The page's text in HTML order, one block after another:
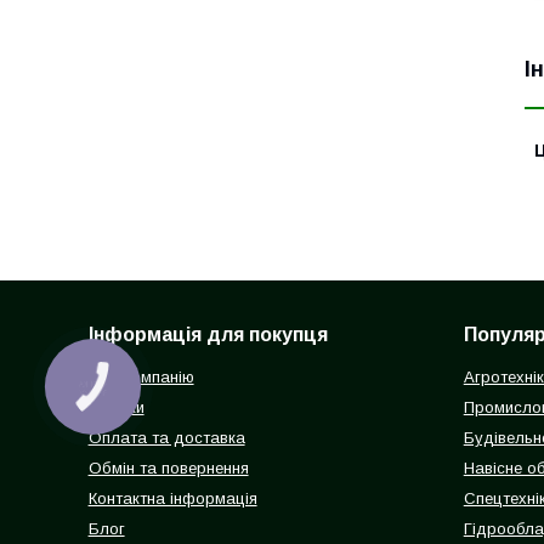
Інформація для покупця
Про компанію
Відгуки
Оплата та доставка
Обмін та повернення
Контактна інформація
Блог
Навісне
КНОПКА
ЗВ'ЯЗКУ